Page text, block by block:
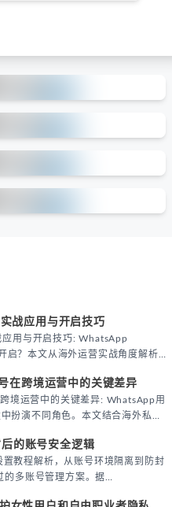
战应用与开启技巧
用与开启技巧: WhatsApp
启？本文从海外运营实战角度解析
在跨境运营中的关键差异
境运营中的关键差异: WhatsApp用
扮演不同角色。本文结合海外私域
营销策略。
的账号安全逻辑
教程解析，从账号环境隔离到防封
的多账号管理方案。据